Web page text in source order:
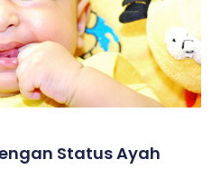
Status Ayah